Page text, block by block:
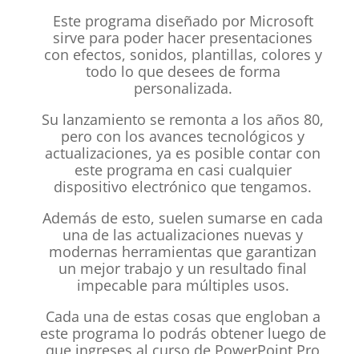
Este programa diseñado por Microsoft
sirve para poder hacer presentaciones
con efectos, sonidos, plantillas, colores y
todo lo que desees de forma
personalizada.
Su lanzamiento se remonta a los años 80,
pero con los avances tecnológicos y
actualizaciones, ya es posible contar con
este programa en casi cualquier
dispositivo electrónico que tengamos.
Además de esto, suelen sumarse en cada
una de las actualizaciones nuevas y
modernas herramientas que garantizan
un mejor trabajo y un resultado final
impecable para múltiples usos.
Cada una de estas cosas que engloban a
este programa lo podrás obtener luego de
que ingreses al curso de PowerPoint Pro